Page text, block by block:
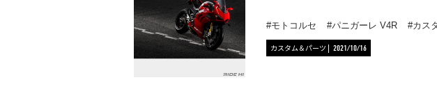
モトコルセ パニガーレ V4R カス
カスタム＆パーツ 2021/10/16